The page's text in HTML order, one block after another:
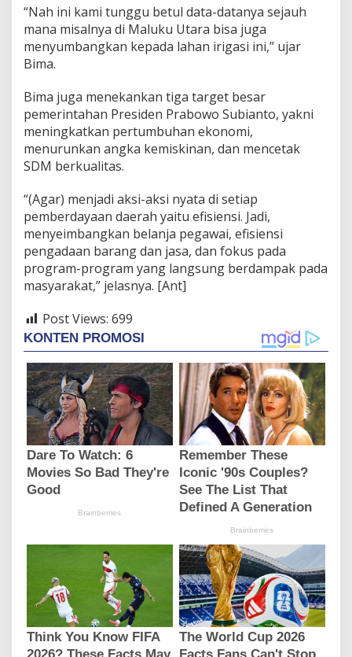
“Nah ini kami tunggu betul data-datanya sejauh
mana misalnya di Maluku Utara bisa juga
menyumbangkan kepada lahan irigasi ini,” ujar
Bima.
Bima juga menekankan tiga target besar
pemerintahan Presiden Prabowo Subianto, yakni
meningkatkan pertumbuhan ekonomi,
menurunkan angka kemiskinan, dan mencetak
SDM berkualitas.
“(Agar) menjadi aksi-aksi nyata di setiap
pemberdayaan daerah yaitu efisiensi. Jadi,
menyeimbangkan belanja pegawai, efisiensi
pengadaan barang dan jasa, dan fokus pada
program-program yang langsung berdampak pada
masyarakat,” jelasnya. [Ant]
Post Views: 699